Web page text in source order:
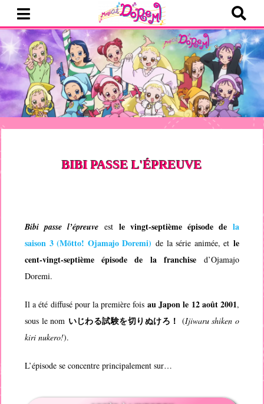
BIBI PASSE L'ÉPREUVE
Bibi passe l’épreuve estle vingt-septième épisode de la
saison 3 (Mōtto! Ojamajo Doremi) de la série animée, et le
cent-vingt-septième épisode de la franchised’Ojamajo
Doremi.
Il a été diffusé pour la première foisau Japon le 12 août 2001,
sous le nom いじわる試験を切りぬけろ！ (Ijiwaru shiken o
kiri nukero!).
L’épisode se concentre principalement sur…